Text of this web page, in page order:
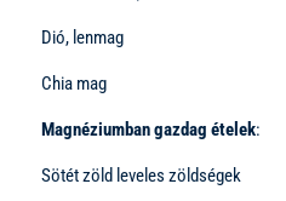
Dió, lenmag
Chia mag
Magnéziumban gazdag ételek:
Sötét zöld leveles zöldségek